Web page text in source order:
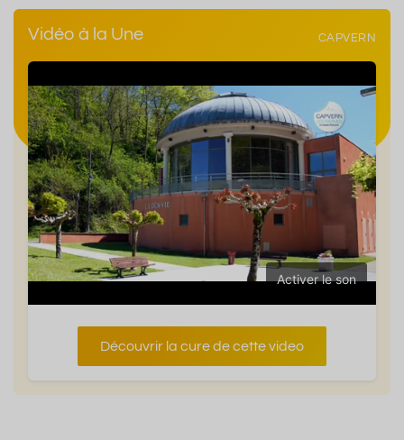
Vidéo à la Une CAPVERN
Activer le son
Découvrir la cure de cette video